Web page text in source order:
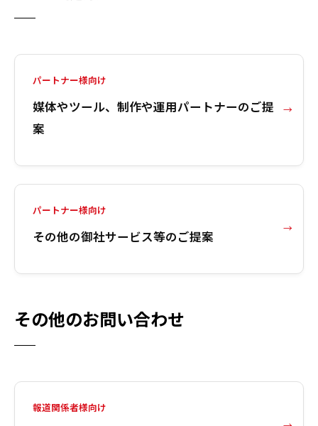
パートナー様向け
媒体やツール、制作や運用パートナーのご提
案
パートナー様向け
その他の御社サービス等のご提案
その他のお問い合わせ
報道関係者様向け